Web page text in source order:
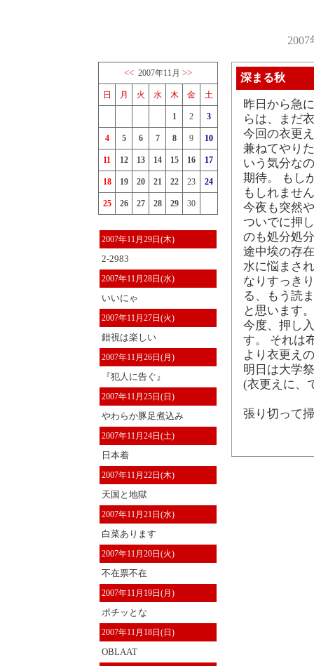
<< 2007年11月 >>
日 月 火 水 木 金 土
1 2 3
4 5 6 7 8 9 10
11 12 13 14 15 16 17
18 19 20 21 22 23 24
25 26 27 28 29 30
2007年11月29日(木)
2-2983
2007年11月28日(水)
いいにゃ
2007年11月27日(火)
錯視は楽しい
2007年11月26日(月)
『犯人に告ぐ』
2007年11月25日(日)
やわらか豚足煮込み
2007年11月24日(土)
日本着
2007年11月22日(木)
天国と地獄
2007年11月21日(水)
白菜あります
2007年11月20日(火)
不在票不在
2007年11月19日(月)
ポチッとな
2007年11月18日(日)
OBLAAT
深まる秋
昨日から急
らは、まだ
今回の衣更
兼ねてやり
いう気分な
期待。 もし
もしれませ
今夜も突然
ついでに押
のも処分処
途中埃の存
水に悩まさ
なりすっき
る、もう読
と思います
今度、押し
す。 それは
より衣更え
明日は大学
(衣更えに、
張り切って